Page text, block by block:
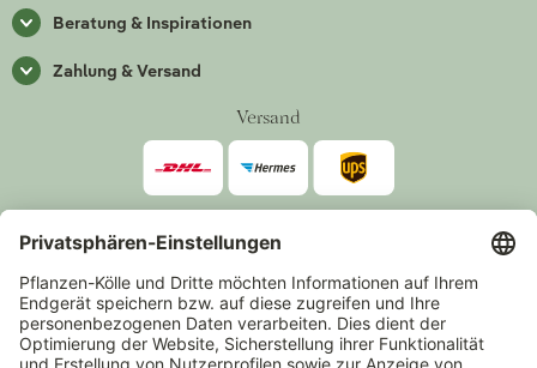
Beratung & Inspirationen
Zahlung & Versand
Versand
*Alle Preise inkl. gesetzlicher Mehrwertsteuer zzgl.Versand